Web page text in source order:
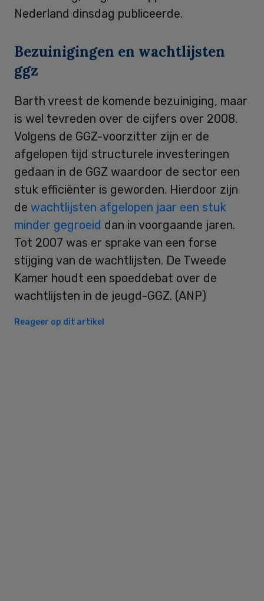
Nederland dinsdag publiceerde.
Bezuinigingen en wachtlijsten
ggz
Barth vreest de komende bezuiniging, maar
is wel tevreden over de cijfers over 2008.
Volgens de GGZ-voorzitter zijn er de
afgelopen tijd structurele investeringen
gedaan in de GGZ waardoor de sector een
stuk efficiënter is geworden. Hierdoor zijn
de wachtlijsten afgelopen jaar een stuk
minder gegroeid dan in voorgaande jaren.
Tot 2007 was er sprake van een forse
stijging van de wachtlijsten. De Tweede
Kamer houdt een spoeddebat over de
wachtlijsten in de jeugd-GGZ. (ANP)
Reageer op dit artikel